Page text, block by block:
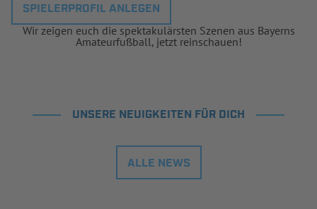
SPIELERPROFIL ANLEGEN
Wir zeigen euch die spektakulärsten Szenen aus Bayerns
Amateurfußball, jetzt reinschauen!
UNSERE NEUIGKEITEN FÜR DICH
ALLE NEWS